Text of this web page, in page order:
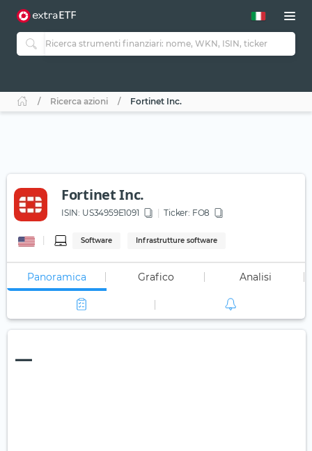
Ricerca azioni Fortinet Inc.
Fortinet Inc.
ISIN: US34959E1091 Ticker: FO8
Software Infrastrutture software
Panoramica Grafico Analisi
—